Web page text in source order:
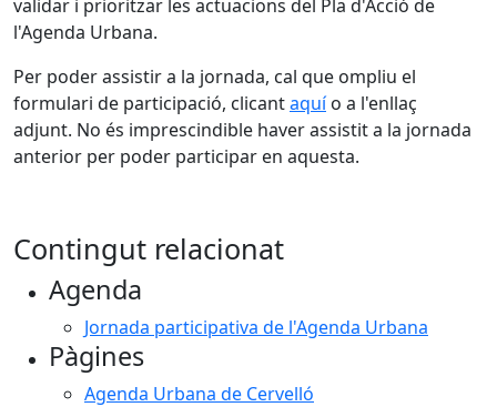
validar i prioritzar les actuacions del Pla d'Acció de
l'Agenda Urbana.
Per poder assistir a la jornada, cal que ompliu el
formulari de participació, clicantaquío a l'enllaç
adjunt. No és imprescindible haver assistit a la jornada
anterior per poder participar en aquesta.
Contingut relacionat
Agenda
Jornada participativa de l'Agenda Urbana
Pàgines
Agenda Urbana de Cervelló